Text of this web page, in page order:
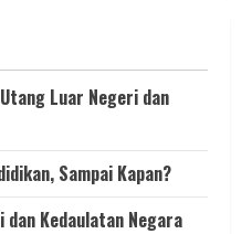
Utang Luar Negeri dan
Sampai Kapan?
Kedaulatan Negara